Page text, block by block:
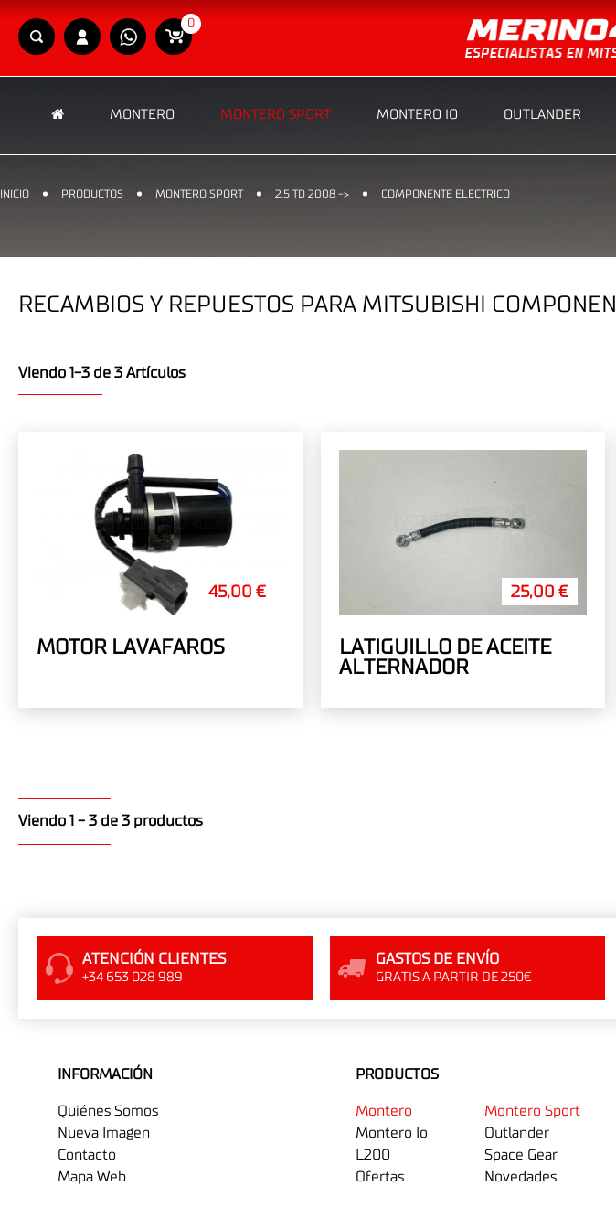
0
MONTERO MONTERO SPORT MONTERO IO OUTLANDER
INICIO PRODUCTOS MONTERO SPORT 2.5 TD 2008 -> COMPONENTE ELECTRICO
RECAMBIOS Y REPUESTOS PARA MITSUBISHI
Viendo 1-3 de 3 Artículos
45,00 €
MOTOR LAVAFAROS
25,00 €
LATIGUILLO DE ACEITE
ALTERNADOR
Viendo 1 - 3 de 3 productos
ATENCIÓN CLIENTES
+34 653 028 989
GASTOS DE ENVÍO
GRATIS A PARTIR DE 250€
INFORMACIÓN
Quiénes Somos
Nueva Imagen
Contacto
Mapa Web
PRODUCTOS
Montero
Montero Sport
Montero Io
Outlander
L200
Space Gear
Ofertas
Novedades